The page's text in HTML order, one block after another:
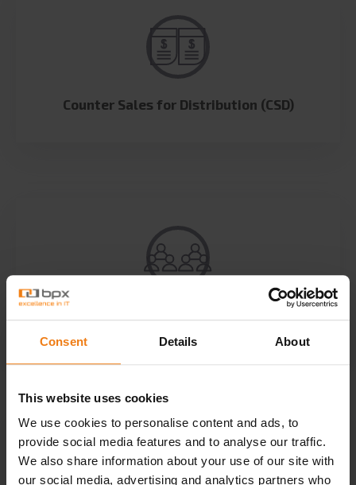
Consent Details About
This website uses cookies
We use cookies to personalise content and ads, to
provide social media features and to analyse our traffic.
We also share information about your use of our site with
our social media, advertising and analytics partners who
Counter Sales for Distribution (CSD)